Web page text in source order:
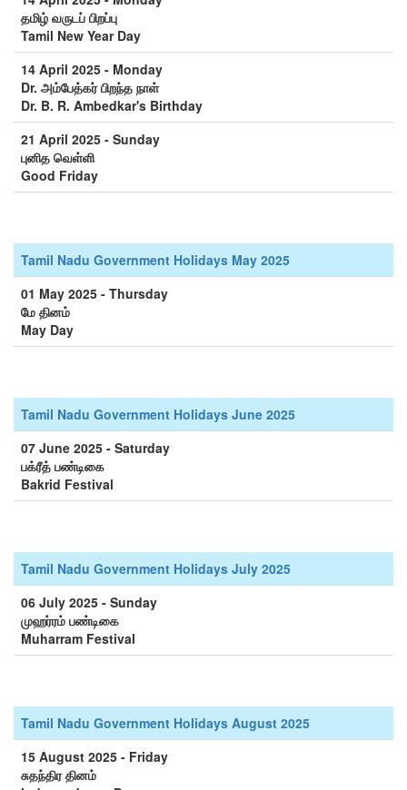
தமிழ் வருடப் பிறப்பு
Tamil New Year Day
14 April 2025 - Monday
Dr. அம்பேத்கர் பிறந்த நாள்
Dr. B. R. Ambedkar's Birthday
21 April 2025 - Sunday
புனித வெள்ளி
Good Friday
Tamil Nadu Government Holidays May 2025
01 May 2025 - Thursday
மே தினம்
May Day
Tamil Nadu Government Holidays June 2025
07 June 2025 - Saturday
பக்ரீத் பண்டிகை
Bakrid Festival
Tamil Nadu Government Holidays July 2025
06 July 2025 - Sunday
முஹர்ரம் பண்டிகை
Muharram Festival
Tamil Nadu Government Holidays August 2025
15 August 2025 - Friday
சுதந்திர தினம்